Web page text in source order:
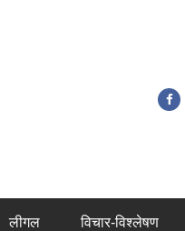
लीगल विचार-विश्लेषण